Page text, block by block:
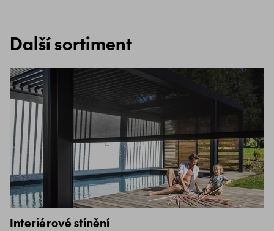
Další sortiment
Interiérové stínění